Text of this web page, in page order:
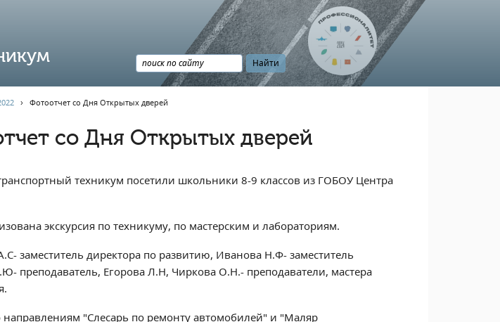
› Фотоотчет со Дня Открытых дверей
со Дня Открытых дверей
техникум посетили школьники 8-9 классов из ГОБОУ Центра
экскурсия по техникуму, по мастерским и лабораториям.
заместитель директора по развитию, Иванова Н.Ф- заместитель
преподаватель, Егорова Л.Н, Чиркова О.Н.- преподаватели, мастера
"Слесарь по ремонту автомобилей" и "Маляр